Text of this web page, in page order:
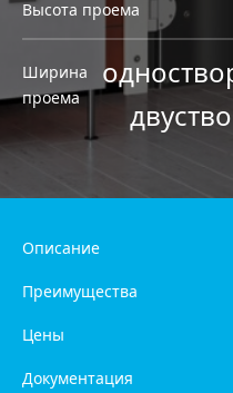
Высота проема
Ширина
проема
Описание
Преимущества
Цены
Документация